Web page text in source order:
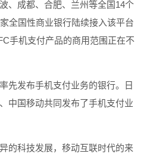
、成都、合肥、兰州等全国14个
全国性商业银行陆续接入该平台
手机支付产品的商用范围正在不
先发布手机支付业务的银行。日
中国移动共同发布了手机支付业
的科技发展，移动互联时代的来